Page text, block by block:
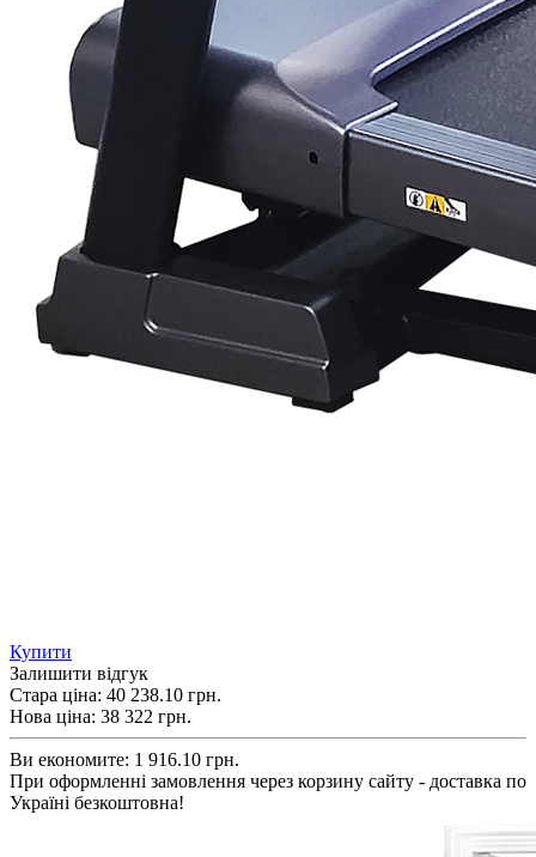
Купити
Залишити відгук
Стара ціна: 40 238.10 грн.
Нова ціна: 38 322 грн.
Ви економите: 1 916.10 грн.
При оформленні замовлення через корзину сайту - доставка по
Україні безкоштовна!